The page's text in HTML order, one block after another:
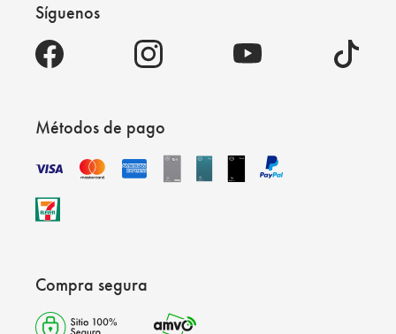
Síguenos
Métodos de pago
Compra segura